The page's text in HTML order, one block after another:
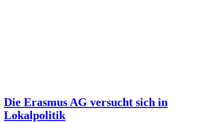
Die Erasmus AG versucht sich in
Lokalpolitik